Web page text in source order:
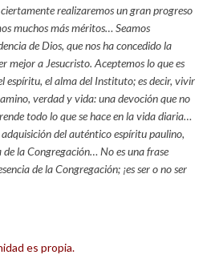
realizaremos un gran progreso
muchos más méritos… Seamos
de Dios, que nos ha concedido la
mejor a Jesucristo. Aceptemos lo que es
espíritu, el alma del Instituto; es decir, vivir
verdad y vida: una devoción que no
todo lo que se hace en la vida diaria…
del auténtico espíritu paulino,
de la Congregación… No es una frase
de la Congregación; ¡es ser o no ser
es propia.